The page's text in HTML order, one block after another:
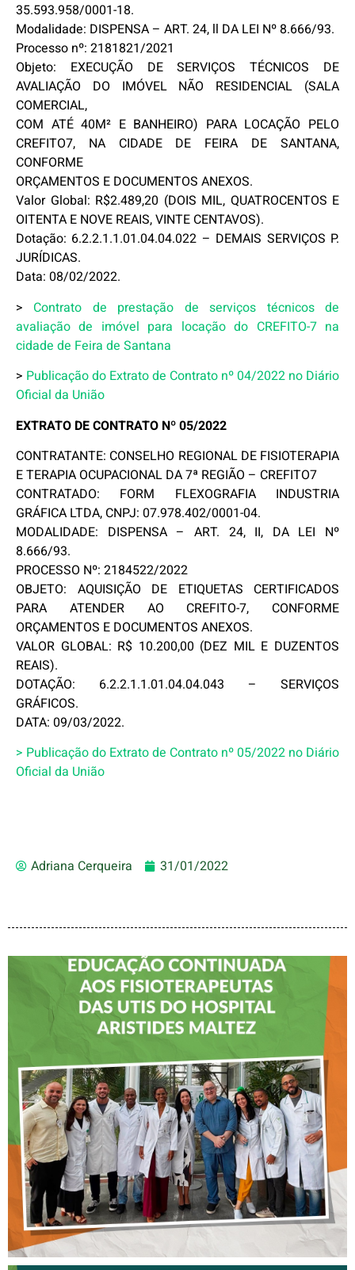
35.593.958/0001-18.
Modalidade: DISPENSA – ART. 24, ll DA LEI Nº 8.666/93.
Processo nº: 2181821/2021
Objeto: EXECUÇÃO DE SERVIÇOS TÉCNICOS DE
AVALIAÇÃO DO IMÓVEL NÃO RESIDENCIAL (SALA
COMERCIAL,
COM ATÉ 40M² E BANHEIRO) PARA LOCAÇÃO PELO
CREFITO7, NA CIDADE DE FEIRA DE SANTANA,
CONFORME
ORÇAMENTOS E DOCUMENTOS ANEXOS.
Valor Global: R$2.489,20 (DOIS MIL, QUATROCENTOS E
OITENTA E NOVE REAIS, VINTE CENTAVOS).
Dotação: 6.2.2.1.1.01.04.04.022 – DEMAIS SERVIÇOS P.
JURÍDICAS.
Data: 08/02/2022.
> Contrato de prestação de serviços técnicos de
avaliação de imóvel para locação do CREFITO-7 na
cidade de Feira de Santana
> Publicação do Extrato de Contrato nº 04/2022 no Diário
Oficial da União
EXTRATO DE CONTRATO Nº 05/2022
CONTRATANTE: CONSELHO REGIONAL DE FISIOTERAPIA
E TERAPIA OCUPACIONAL DA 7ª REGIÃO – CREFITO7
CONTRATADO: FORM FLEXOGRAFIA INDUSTRIA
GRÁFICA LTDA, CNPJ: 07.978.402/0001-04.
MODALIDADE: DISPENSA – ART. 24, II, DA LEI Nº
8.666/93.
PROCESSO Nº: 2184522/2022
OBJETO: AQUISIÇÃO DE ETIQUETAS CERTIFICADOS
PARA ATENDER AO CREFITO-7, CONFORME
ORÇAMENTOS E DOCUMENTOS ANEXOS.
VALOR GLOBAL: R$ 10.200,00 (DEZ MIL E DUZENTOS
REAIS).
DOTAÇÃO: 6.2.2.1.1.01.04.04.043 – SERVIÇOS
GRÁFICOS.
DATA: 09/03/2022.
> Publicação do Extrato de Contrato nº 05/2022 no Diário
Oficial da União
Adriana Cerqueira 31/01/2022
CREFITO-7 LEVA EDUCAÇÃO
CONTINUADA AOS
FISIOTERAPEUTAS DAS UTIs
DO HOSPITAL ARISTIDES
MALTEZ